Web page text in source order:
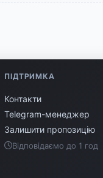
ПІДТРИМКА
Контакти
Telegram-менеджер
Залишити пропозицію
Відповідаємо до 1 год